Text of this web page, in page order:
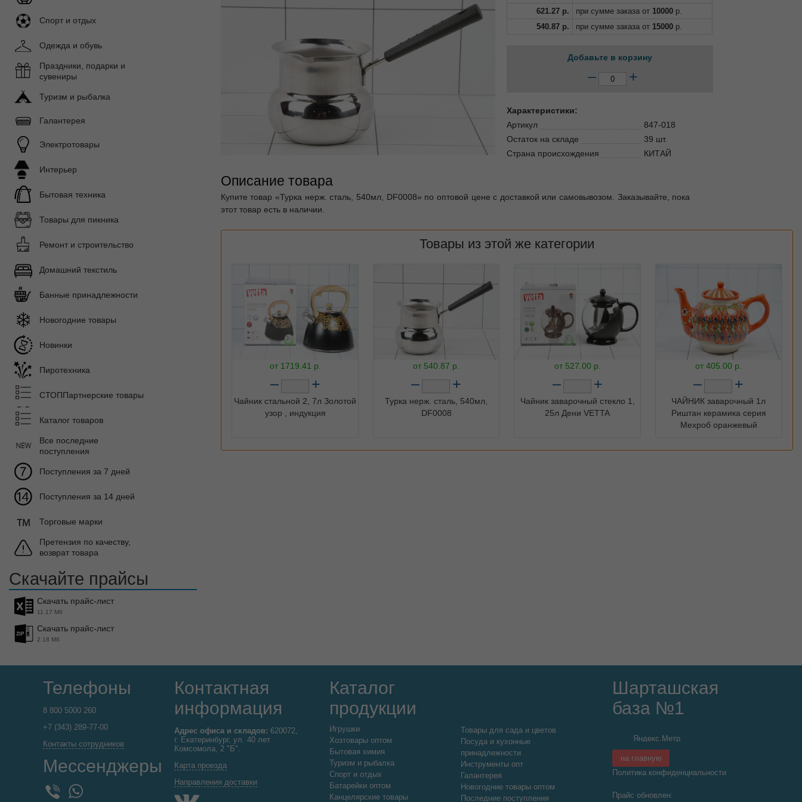
621.27 р. при сумме заказа от 10000 р.
540.87 р. при сумме заказа от 15000 р.
Добавьте в корзину
– +
Характеристики:
Артикул
847-018
Остаток на складе
39 шт.
Страна происхождения
КИТАЙ
Описание товара
Купите товар «Турка нерж. сталь, 540мл, DF0008» по оптовой цене с доставкой или самовывозом. Заказывайте, пока
этот товар есть в наличии.
Товары из этой же категории
от 1719.41 р.
– +
Чайник стальной 2, 7л Золотой
узор , индукция
от 540.87 р.
– +
Турка нерж. сталь, 540мл,
DF0008
от 527.00 р.
– +
Чайник заварочный стекло 1,
25л Дени VETTA
от405.00 р.
– +
ЧАЙНИК заварочный 1л
Риштан керамика серия
Мехроб оранжевый
Спорт и отдых
Одежда и обувь
Праздники, подарки и
сувениры
Туризм и рыбалка
Галантерея
Электротовары
Интерьер
Бытовая техника
Товары для пикника
Ремонт и строительство
Домашний текстиль
Банные принадлежности
Новогодние товары
Новинки
Пиротехника
СТОППартнерские товары
Каталог товаров
Все последние
поступления
Поступления за 7 дней
Поступления за 14 дней
Торговые марки
Претензия по качеству,
возврат товара
Скачайте прайсы
Скачать прайс-лист
11.17 Мб
Скачать прайс-лист
2.18 Мб
Телефоны
8 800 5000 260
+7 (343) 289-77-00
Контакты сотрудников
Мессенджеры
WhatsApp
Контактная
информация
Адрес офиса и складов: 620072,
г. Екатеринбург, ул. 40 лет
Комсомола, 2 "Б".
Карта проезда
Направления доставки
Каталог
продукции
Игрушки
Хозтовары оптом
Бытовая химия
Туризм и рыбалка
Спорт и отдых
Батарейки оптом
Канцелярские товары
Товары для сада и цветов
Посуда и кухонные
принадлежности
Инструменты опт
Галантерея
Новогодние товары оптом
Последние поступления
Шарташская
база №1
на главную
Политика конфиденциальности
Прайс обновлен: